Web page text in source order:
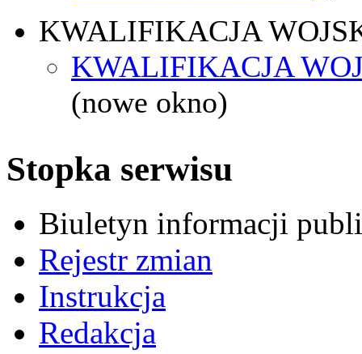
KWALIFIKACJA
KWALIFIKACJA
(nowe okno)
Stopka serwisu
Biuletyn informacji
Rejestr zmian
Instrukcja
Redakcja